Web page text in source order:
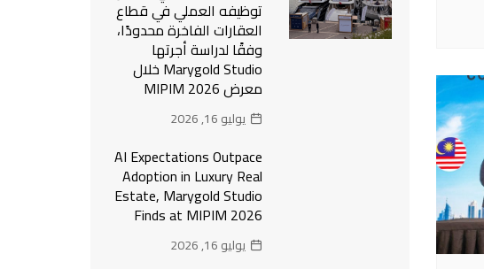
توظيفه العملي في قطاع
العقارات الفاخرة محدودًا،
وفقًا لدراسة أجرتها
Marygold Studio خلال
معرض MIPIM 2026
يوليو 16, 2026
AI Expectations Outpace
Adoption in Luxury Real
Estate, Marygold Studio
Finds at MIPIM 2026
يوليو 16, 2026